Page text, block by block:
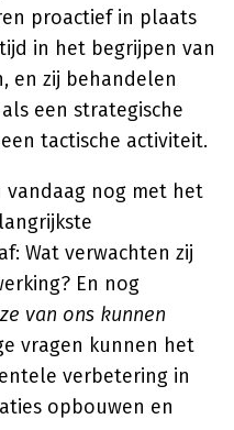
proactief in plaats
in het begrijpen van
en zij behandelen
een strategische
tactische activiteit.
vandaag nog met het
Wat verwachten zij
En nog
van ons kunnen
vragen kunnen het
verbetering in
opbouwen en